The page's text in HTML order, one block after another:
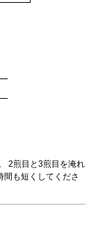
2煎目と3煎目を淹れ
間も短くしてくださ